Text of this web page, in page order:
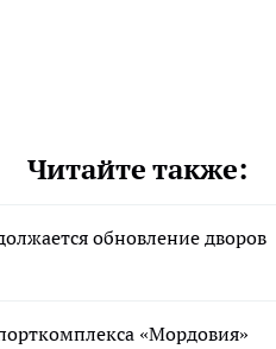
Читайте также:
обновление дворов
«Мордовия»